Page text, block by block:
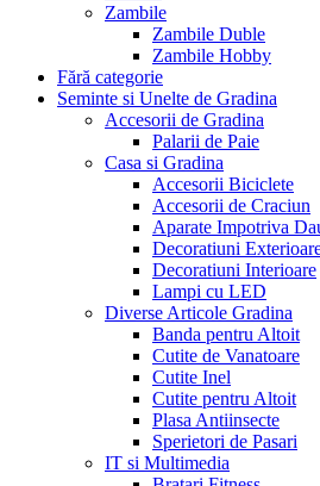
Zambile
Zambile Duble
Zambile Hobby
Fără categorie
Seminte si Unelte de Gradina
Accesorii de Gradina
Palarii de Paie
Casa si Gradina
Accesorii Biciclete
Accesorii de Craciun
Aparate Impotriva
Decoratiuni
Decoratiuni Interioare
Lampi cu LED
Diverse Articole Gradina
Banda pentru Altoit
Cutite de Vanatoare
Cutite Inel
Cutite pentru Altoit
Plasa Antiinsecte
Sperietori de Pasari
IT si Multimedia